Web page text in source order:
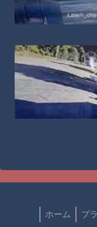
ホーム プ